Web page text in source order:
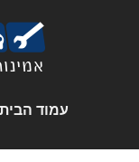
עמוד הבית